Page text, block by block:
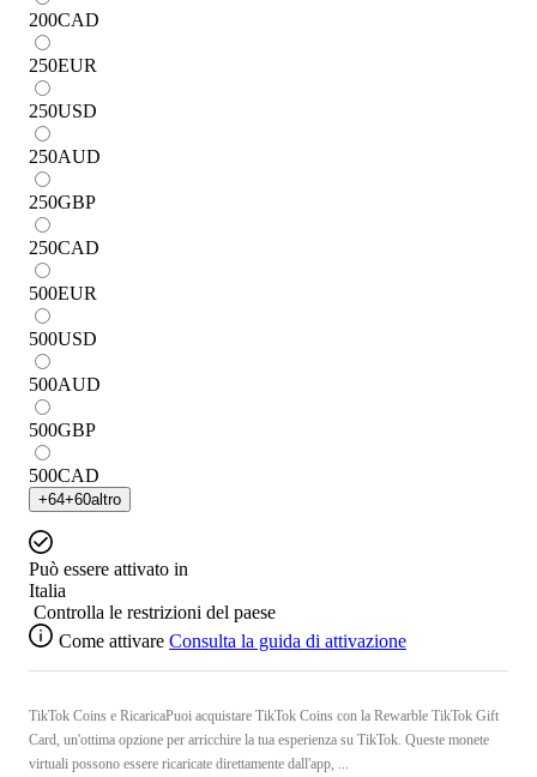
200CAD
250EUR
250USD
250AUD
250GBP
250CAD
500EUR
500USD
500AUD
500GBP
500CAD
+64+60altro
Può essere attivato in
Italia
Controlla le restrizioni del paese
Come attivare Consulta la guida di attivazione
TikTok Coins e RicaricaPuoi acquistare TikTok Coins con la Rewarble TikTok Gift
Card, un'ottima opzione per arricchire la tua esperienza su TikTok. Queste monete
virtuali possono essere ricaricate direttamente dall'app, ...